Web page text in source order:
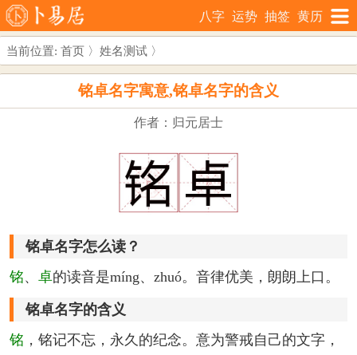
八字 运势 抽签 黄历
当前位置: 首页 〉 姓名测试 〉
铭卓名字寓意,铭卓名字的含义
作者：归元居士
铭卓名字怎么读？
铭、 卓的读音是míng、zhuó。音律优美，朗朗上口。
铭卓名字的含义
铭 ，铭记不忘，永久的纪念。意为警戒自己的文字，